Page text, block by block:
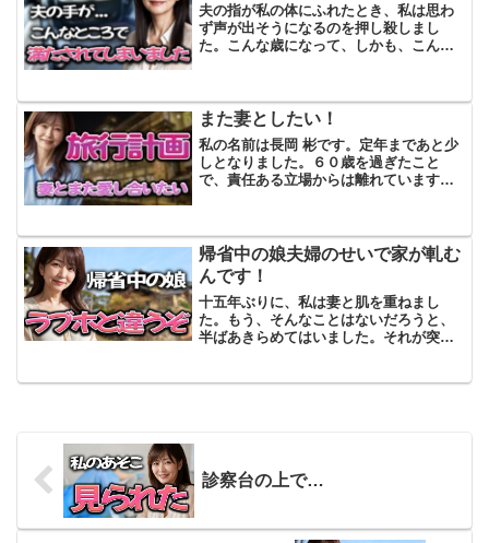
夫の指が私の体にふれたとき、私は思わ
ず声が出そうになるのを押し殺しまし
た。こんな歳になって、しかも、こんな
車が並び、エンジン音や足...
また妻としたい！
私の名前は長岡 彬です。定年まであと少
しとなりました。６０歳を過ぎたこと
で、責任ある立場からは離れています。
います。特に大きな不満があるわけでは
ありませんが、心が躍るよ...
帰省中の娘夫婦のせいで家が軋む
んです！
十五年ぶりに、私は妻と肌を重ねまし
た。もう、そんなことはないだろうと、
半ばあきらめてはいました。それが突
た。きっかけは、娘夫婦が帰省してきた
診察台の上で…